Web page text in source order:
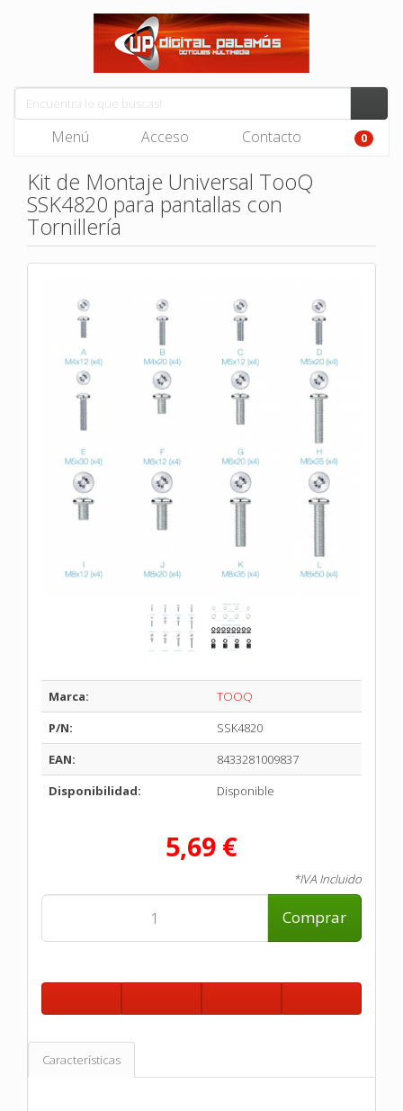
Menú Acceso Contacto 0
Kit de Montaje Universal TooQ
SSK4820 para pantallas con
Tornillería
Marca:
TOOQ
P/N:
SSK4820
EAN:
8433281009837
Disponibilidad:
Disponible
5,69 €
*IVA Incluido
Comprar
Características